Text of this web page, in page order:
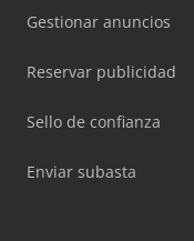
Gestionar anuncios
Reservar publicidad
Sello de confianza
Enviar subasta